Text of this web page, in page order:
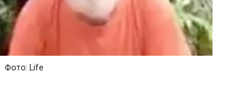
Фото: Life